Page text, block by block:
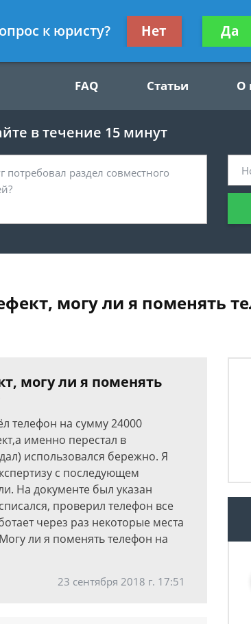
Получите
FAQ Статьи О
в течение 15 минут
могу ли я поменять
могу ли я поменять
телефон на сумму 24000
именно перестал в
использовался бережно. Я
с последующем
На документе был указан
проверил телефон все
через раз некоторые места
ли я поменять телефон на
23 сентября 2018 г. 17:51
к юристу? Нет Да